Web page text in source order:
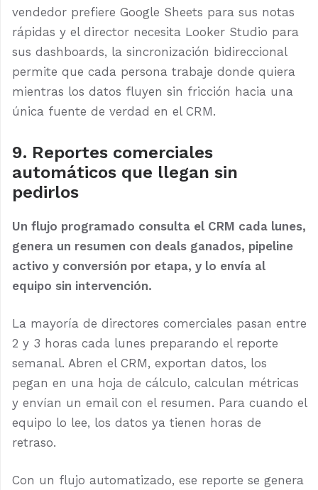
vendedor prefiere Google Sheets para sus notas
rápidas y el director necesita Looker Studio para
sus dashboards, la sincronización bidireccional
permite que cada persona trabaje donde quiera
mientras los datos fluyen sin fricción hacia una
única fuente de verdad en el CRM.
9. Reportes comerciales
automáticos que llegan sin
pedirlos
Un flujo programado consulta el CRM cada lunes,
genera un resumen con deals ganados, pipeline
activo y conversión por etapa, y lo envía al
equipo sin intervención.
La mayoría de directores comerciales pasan entre
2 y 3 horas cada lunes preparando el reporte
semanal. Abren el CRM, exportan datos, los
pegan en una hoja de cálculo, calculan métricas
y envían un email con el resumen. Para cuando el
equipo lo lee, los datos ya tienen horas de
retraso.
Con un flujo automatizado, ese reporte se genera